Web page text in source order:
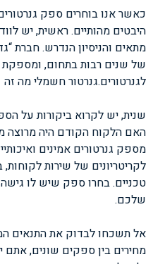
כאשר אנו בוחרים ספק
היבטים מהותיים. ראשית, יש
מתאים והניסיון הנדרש. חברת
של שנים רבות בתחום, ומספקת
לגנרטורים.גנרטור חשמלי מה זה
שנית, יש לקרוא ביקורות על
האם הלקוח הקודם היה מרוצה
מספק גנרטורים אמינים
לקריטריונים של שירות
טכניים. בחרו ספק שיש לו גישה
שלכם.
אל תשכחו לבדוק את התנאים
מחירים בין ספקים שונים, אתם